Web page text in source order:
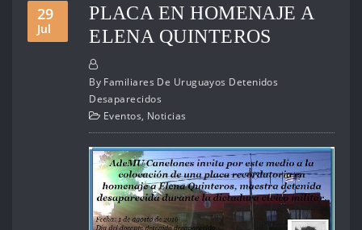
29
Jul
PLACA EN HOMENAJE A
ELENA QUINTEROS
By Familiares De Uruguayos Detenidos
Desaparecidos
Eventos, Noticias